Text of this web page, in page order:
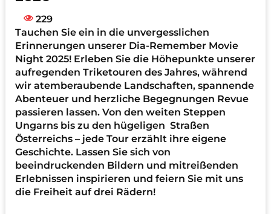
229
Tauchen Sie ein in die unvergesslichen
Erinnerungen unserer Dia-Remember Movie
Night 2025! Erleben Sie die Höhepunkte unserer
aufregenden Triketouren des Jahres, während
wir atemberaubende Landschaften, spannende
Abenteuer und herzliche Begegnungen Revue
passieren lassen. Von den weiten Steppen
Ungarns bis zu den hügeligen Straßen
Österreichs – jede Tour erzählt ihre eigene
Geschichte. Lassen Sie sich von
beeindruckenden Bildern und mitreißenden
Erlebnissen inspirieren und feiern Sie mit uns
die Freiheit auf drei Rädern!